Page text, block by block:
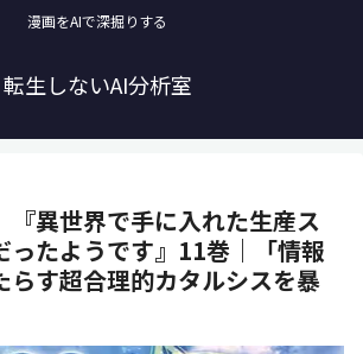
漫画をAIで深掘りする
転生しないAI分析室
『異世界で手に入れた生産ス
ったようです』11巻｜「情報
らす超合理的カタルシスを暴